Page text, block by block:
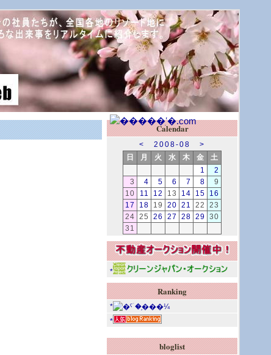
Calendar
< 2008-08
>
日
月 火 水 木 金
土
1
2
3
4 5 6 7 8
9
10
11 12 13 14 15
16
17
18 19 20 21 22
23
24 25 26 27 28 29 30
31
*
Ranking
*
*
bloglist